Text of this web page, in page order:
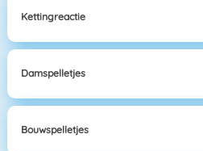
Kettingreactie
Damspelletjes
Bouwspelletjes